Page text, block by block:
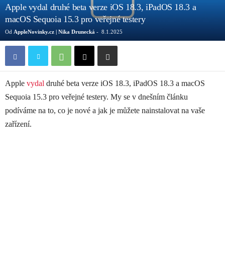
Apple vydal druhé beta verze iOS 18.3, iPadOS 18.3 a
macOS Sequoia 15.3 pro veřejné testery
Od AppleNovinky.cz | Nika Drunecká - 8.1.2025
Apple vydal druhé beta verze iOS 18.3, iPadOS 18.3 a macOS
Sequoia 15.3 pro veřejné testery. My se v dnešním článku
podíváme na to, co je nové a jak je můžete nainstalovat na vaše
zařízení.